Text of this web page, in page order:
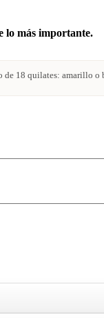
lo más importante.
de 18 quilates: amarillo o